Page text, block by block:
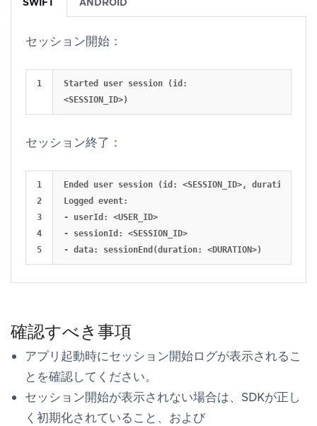
セッション開始：
Started user session (id:
セッション終了：
1
2
3
4
Ended user session (id: <SESSION_ID>, duration:
Logged event:
- userId: <USER_ID>
- sessionId: <SESSION_ID>
確認すべき事項
アプリ起動時にセッション開始ログが表示されるこ
とを確認してください。
セッション開始が表示されない場合は、SDKが正し
く初期化されていること、および